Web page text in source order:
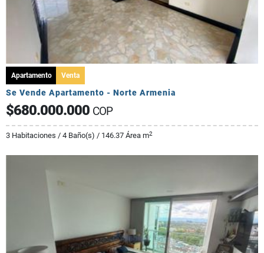
Apartamento Venta
Se Vende Apartamento - Norte Armenia
$680.000.000 COP
3 Habitaciones / 4 Baño(s) / 146.37 Área m2